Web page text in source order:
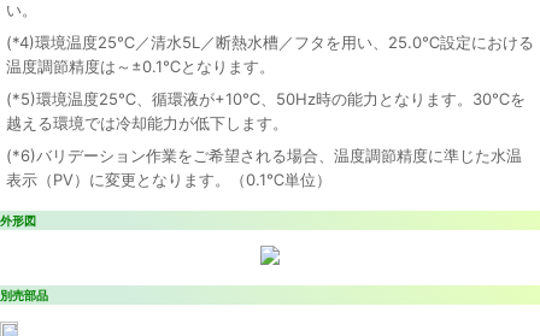
い。
(*4)環境温度25℃／清水5L／断熱水槽／フタを用い、25.0℃設定における
温度調節精度は～±0.1℃となります。
(*5)環境温度25℃、循環液が+10℃、50Hz時の能力となります。30℃を
越える環境では冷却能力が低下します。
(*6)バリデーション作業をご希望される場合、温度調節精度に準じた水温
表示（PV）に変更となります。（0.1℃単位）
外形図
別売部品